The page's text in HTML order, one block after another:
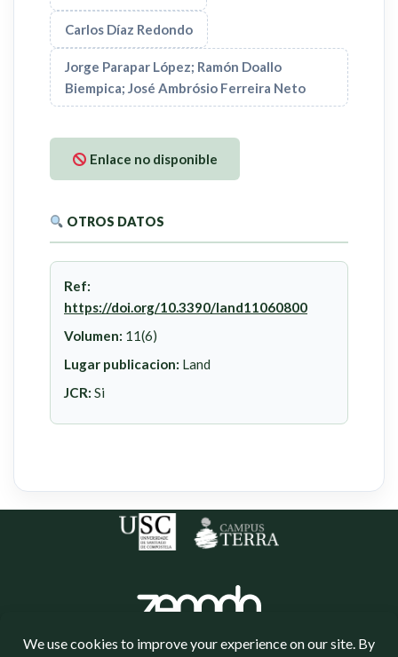
Carlos Díaz Redondo
Jorge Parapar López; Ramón Doallo
Biempica; José Ambrósio Ferreira Neto
Enlace no disponible
OTROS DATOS
Ref:
https://doi.org/10.3390/land11060800
Volumen: 11(6)
Lugar publicacion: Land
JCR: Si